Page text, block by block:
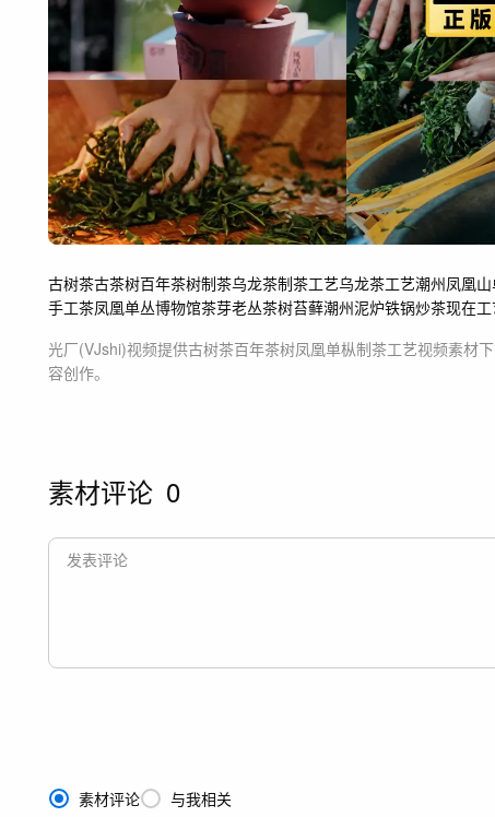
古树茶古茶树百年茶树制茶乌龙茶制茶工艺乌龙茶工艺潮州凤凰山
手工茶凤凰单丛博物馆茶芽老丛茶树苔藓潮州泥炉铁锅炒茶现在工
光厂(VJshi)视频提供古树茶百年茶树凤凰单枞制茶工艺视频素材
容创作。
素材评论 0
素材评论 与我相关